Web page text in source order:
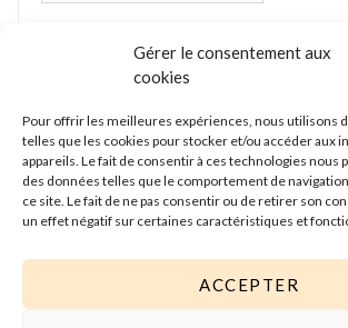
Gérer le consentement aux
cookies
Pour offrir les meilleures expériences, nous utilisons
telles que les cookies pour stocker et/ou accéder aux
appareils. Le fait de consentir à ces technologies
des données telles que le comportement de
ce site. Le fait de ne pas consentir ou de retirer son
un effet négatif sur certaines caractéristiques et
ACCEPTER
Nous gardons vos données privées et ne
partageons qu’avec les tierces parties
service possible. Lire notre politique de
pour plus d’informations.